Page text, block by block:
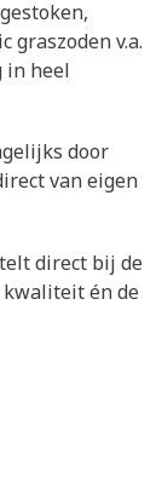
graszoden v.a.
in heel
door
van eigen
direct bij de
kwaliteit én de